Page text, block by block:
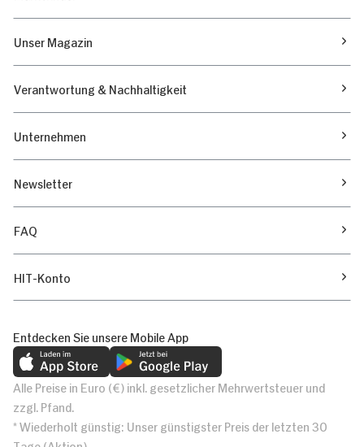
Unser Magazin
Verantwortung & Nachhaltigkeit
Unternehmen
Newsletter
FAQ
HIT-Konto
Entdecken Sie unsere Mobile App
Alle Preise in Euro (€) inkl. gesetzlicher Mehrwertsteuer und
zzgl. Pfand.
* Wiederholt günstig: Unser günstigster Preis der letzten 30